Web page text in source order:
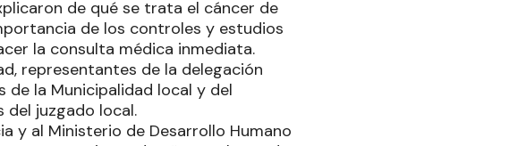
de qué se trata el cáncer de
de los controles y estudios
la consulta médica inmediata.
representantes de la delegación
de la Municipalidad local y del
del juzgado local.
y al Ministerio de Desarrollo Humano